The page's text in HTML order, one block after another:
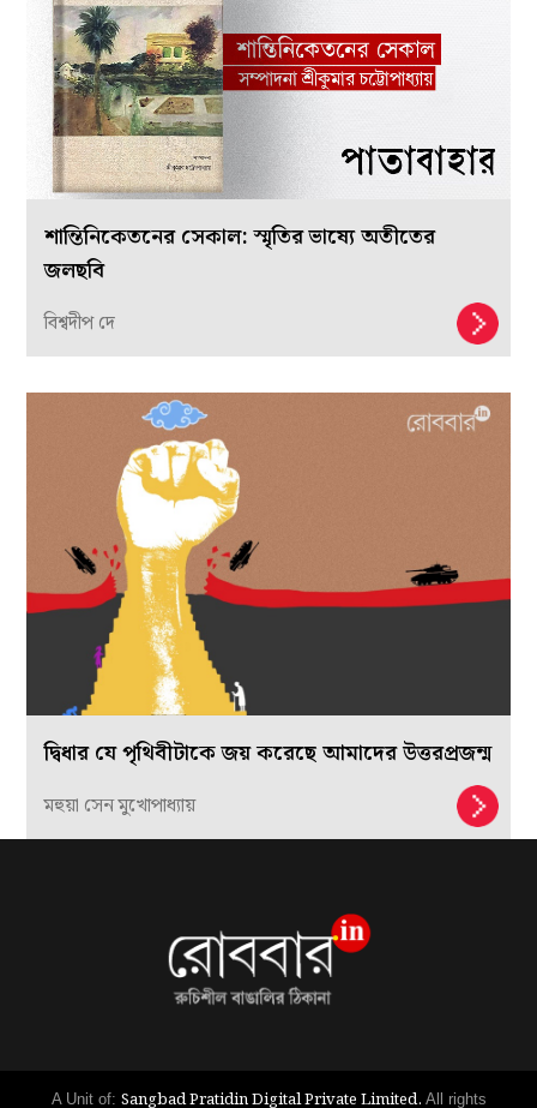
শান্তিনিকেতনের সেকাল: স্মৃতির ভাষ্যে অতীতের
জলছবি
বিশ্বদীপ দে
দ্বিধার যে পৃথিবীটাকে জয় করেছে আমাদের উত্তরপ্রজন্ম
মহুয়া সেন মুখোপাধ্যায়
A Unit of: Sangbad Pratidin Digital Private Limited. All rights